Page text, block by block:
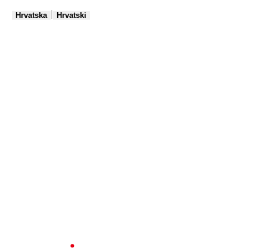
Hrvatska Hrvatski